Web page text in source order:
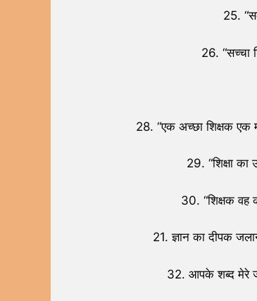
25.
26. “सच्चा
28. “एक अच्छा शिक्षक एक
29. “शिक्षा का
30. “शिक्षक वह
21. ज्ञान का दीपक
32. आपके शब्द मेरे